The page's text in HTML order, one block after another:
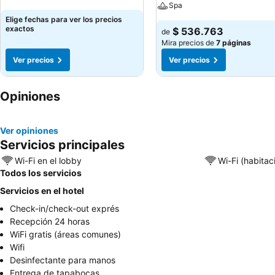
Elige fechas para ver los precios
exactos
Ver precios
Spa
de $ 536.763
Mira precios de 7 páginas
Ver precios
Opiniones
Ver opiniones
Servicios principales
Wi-Fi en el lobby
Wi-Fi
Todos los servicios
Servicios en el hotel
Check-in/check-out exprés
Recepción 24 horas
WiFi gratis (áreas comunes)
Wifi
Desinfectante para manos
Entrega de tapabocas